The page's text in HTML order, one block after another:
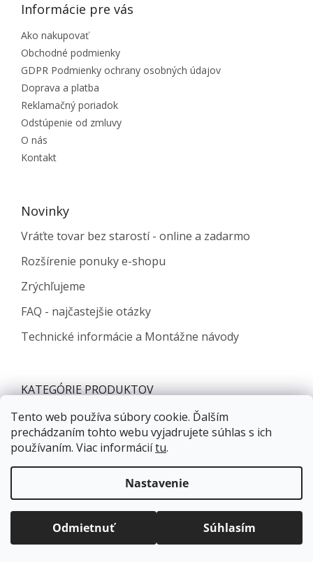
Tento web používa súbory cookie. Ďalším
prechádzaním tohto webu vyjadrujete súhlas s ich
používaním. Viac informáciítu.
Nastavenie
Odmietnuť Súhlasím
Doprava zadarmopre balíkové zásielky v hodnote
nad120 EUR*.
Balíky zasielame už od4 EUR.
ZRÝCHĽUJEME.
Informácie pre vás
Ako nakupovať
Obchodné podmienky
GDPR Podmienky ochrany osobných údajov
Doprava a platba
Reklamačný poriadok
Odstúpenie od zmluvy
O nás
Kontakt
Novinky
Vráťte tovar bez starostí - online a zadarmo
Rozšírenie ponuky e-shopu
Zrýchľujeme
FAQ - najčastejšie otázky
Technické informácie a Montážne návody
KATEGÓRIE PRODUKTOV
Nábytkové závesy a výklopy
Zásuvkové výsuvy
Úchytky, vešiaky, knopky, profily
Kľučky, závesy, zámky